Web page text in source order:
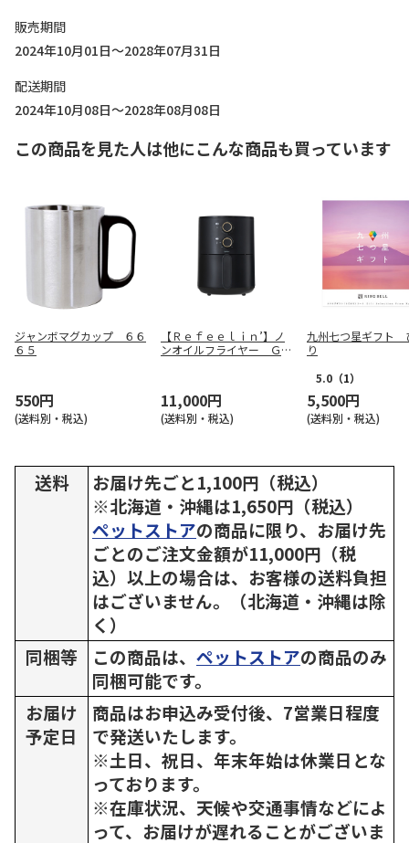
販売期間
2024年10月01日～2028年07月31日
配送期間
2024年10月08日～2028年08月08日
この商品を見た人は他にこんな商品も買っています
ジャンボマグカップ ６６
６５
550円
(送料別・税込)
【Ｒｅｆｅｅｌｉｎ’】ノ
ンオイルフライヤー ＧＦ
11,000円
(送料別・税込)
九州七つ星ギフト
り
5.0 （1）
5,500円
(送料別・税込)
送料
お届け先ごと1,100円（税込）
※北海道・沖縄は1,650円（税込）
ペットストアの商品に限り、お届け先
ごとのご注文金額が11,000円（税
込）以上の場合は、お客様の送料負担
はございません。（北海道・沖縄は除
く）
同梱等
この商品は、 ペットストアの商品のみ
同梱可能です。
お届け
予定日
商品はお申込み受付後、7営業日程度
で発送いたします。
※土日、祝日、年末年始は休業日とな
っております。
※在庫状況、天候や交通事情などによ
って、お届けが遅れることがございま